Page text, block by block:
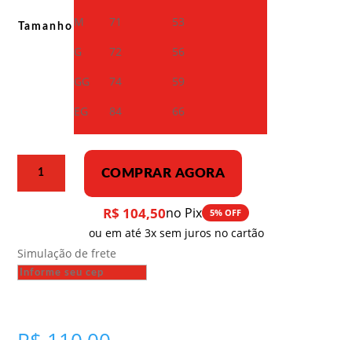
Tamanho M
71
53
G
72
56
GG
74
59
EG
84 66
aviação
soviética
COMPRAR AGORA
R$ 104,50no Pix 5% OFF
ou em até 3x sem juros no cartão
Simulação de frete